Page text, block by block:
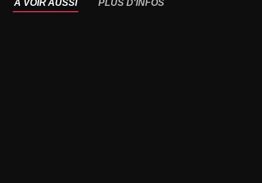
À VOIR AUSSI PLUS D'INFOS